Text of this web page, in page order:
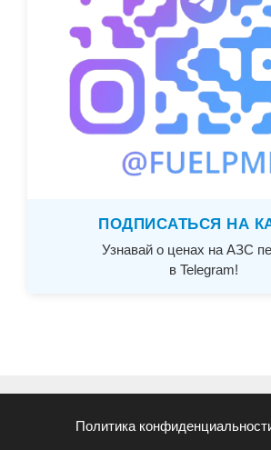
ПОДПИСАТЬСЯ НА
Узнавай о ценах на АЗС
в Telegram!
Политика